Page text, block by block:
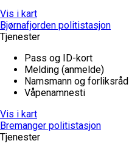
Vis i kart
Bjørnafjorden politistasjon
Tjenester
Pass og ID-kort
Melding (anmelde)
Namsmann og forliksråd
Våpenamnesti
Vis i kart
Bremanger politistasjon
Tjenester